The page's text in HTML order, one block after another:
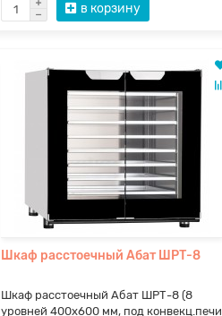
в корзину
Шкаф расстоечный Абат ШРТ-8
Шкаф расстоечный Абат ШРТ-8 (8
уровней 400х600 мм, под конвекц.печи